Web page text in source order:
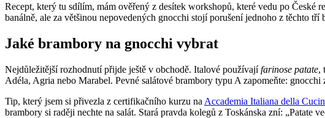
Recept, který tu sdílím, mám ověřený z desítek workshopů, které vedu po České
banálně, ale za většinou nepovedených gnocchi stojí porušení jednoho z těchto tří
Jaké brambory na gnocchi vybrat
Nejdůležitější rozhodnutí přijde ještě v obchodě. Italové používajífarinose patate,
Adéla, Agria nebo Marabel. Pevné salátové brambory typu A zapomeňte:
Tip, který jsem si přivezla z certifikačního kurzu na Accademia Italiana della
brambory si raději nechte na salát. Stará pravda kolegů z Toskánska zní: „Patate